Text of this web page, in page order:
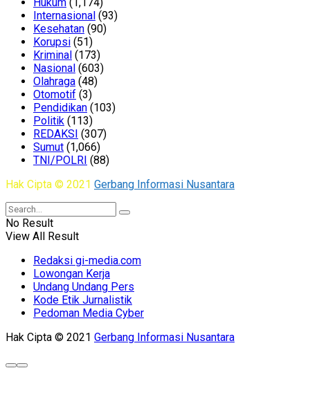
Internasional (93)
Kesehatan (90)
Korupsi (51)
Kriminal (173)
Nasional (603)
Olahraga (48)
Otomotif (3)
Pendidikan (103)
Politik (113)
REDAKSI (307)
Sumut (1,066)
TNI/POLRI (88)
Hak Cipta © 2021 Gerbang Informasi Nusantara
No Result
View All Result
Redaksi gi-media.com
Lowongan Kerja
Undang Undang Pers
Kode Etik Jurnalistik
Pedoman Media Cyber
Hak Cipta © 2021 Gerbang Informasi Nusantara